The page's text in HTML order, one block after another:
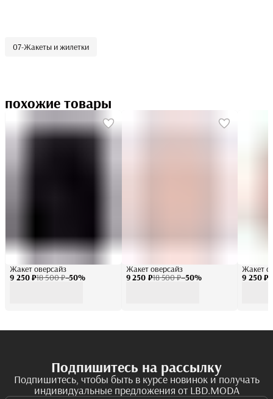
07-Жакеты и жилетки
похожие товары
9 250 ₽18 500 ₽−50%
Жакет оверсайз
9 250 ₽18 500 ₽−50%
Жакет оверсайз
9 250 ₽
Жакет
Подпишитесь на рассылку
Подпишитесь, чтобы быть в курсе новинок и получать
индивидуальные предложения от LBD.MODA